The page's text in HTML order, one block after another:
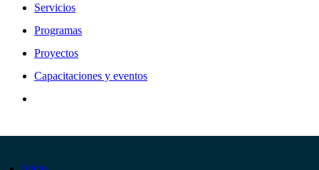
Servicios
Programas
Proyectos
Capacitaciones y eventos